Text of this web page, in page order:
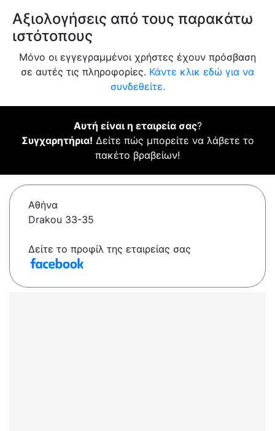
Αξιολογήσεις από τους παρακάτω
ιστότοπους
Μόνο οι εγγεγραμμένοι χρήστες έχουν πρόσβαση
σε αυτές τις πληροφορίες. Κάντε κλικ εδώ για να
συνδεθείτε.
Αυτή είναι η εταιρεία σας?
Συγχαρητήρια! Δείτε πώς μπορείτε να λάβετε το
πακέτο βραβείων!
Αθήνα
Drakou 33-35
Δείτε το προφίλ της εταιρείας σας